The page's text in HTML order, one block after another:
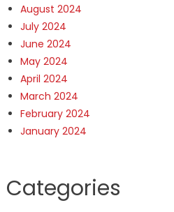
August 2024
July 2024
June 2024
May 2024
April 2024
March 2024
February 2024
January 2024
Categories